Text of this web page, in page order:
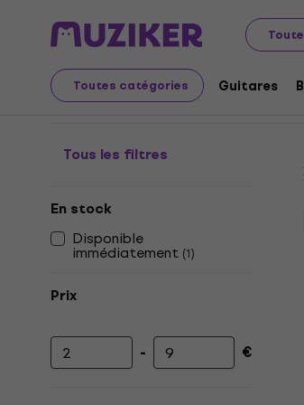
Toutes catégories Guitares
Instruments de musique Accessoires
Connecteurs
Tous les filtres
En stock
Disponible
immédiatement (1)
Prix
Prix minimum
- Prix maximum
€